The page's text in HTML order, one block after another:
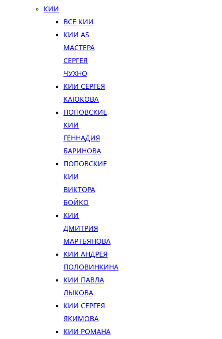
КИИ
ВСЕ КИИ
КИИ AS
МАСТЕРА
СЕРГЕЯ
ЧУХНО
КИИ СЕРГЕЯ
КАЮКОВА
ПОПОВСКИЕ
КИИ
ГЕННАДИЯ
БАРИНОВА
ПОПОВСКИЕ
КИИ
ВИКТОРА
БОЙКО
КИИ
ДМИТРИЯ
МАРТЬЯНОВА
КИИ АНДРЕЯ
ПОЛОВИНКИНА
КИИ ПАВЛА
ЛЫКОВА
КИИ СЕРГЕЯ
ЯКИМОВА
КИИ РОМАНА